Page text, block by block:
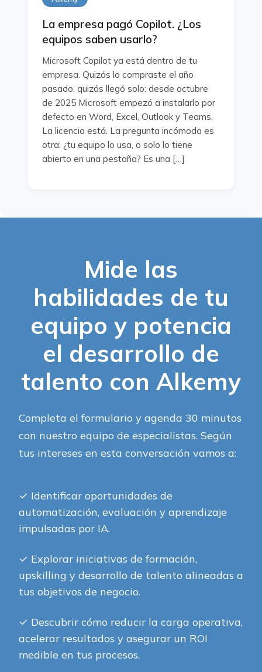
La empresa pagó Copilot. ¿Los
equipos saben usarlo?
Microsoft Copilot ya está dentro de tu
empresa. Quizás lo compraste el año
pasado, quizás llegó solo: desde octubre
de 2025 Microsoft empezó a instalarlo por
defecto en Word, Excel, Outlook y Teams.
La licencia está. La pregunta incómoda es
otra: ¿tu equipo lo usa, o solo lo tiene
abierto en una pestaña? Es una […]
Mide las
habilidades de tu
equipo y potencia
el desarrollo de
talento con Alkemy
Completa el formulario y agenda 30 minutos
con nuestro equipo de especialistas. Según
tus intereses en esta conversación vamos a:
✓ Identificar oportunidades de
automatización, evaluación y aprendizaje
impulsadas por IA.
✓ Explorar iniciativas de formación,
upskilling y desarrollo de talento alineadas a
tus objetivos de negocio.
✓ Descubrir cómo reducir la carga operativa,
acelerar resultados y asegurar un ROI
medible en tus procesos.